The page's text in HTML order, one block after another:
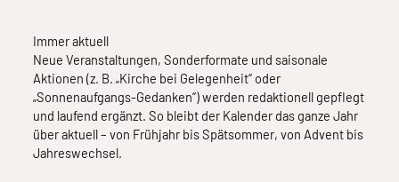
Immer aktuell
Neue Veranstaltungen, Sonderformate und saisonale
Aktionen (z. B. „Kirche bei Gelegenheit“ oder
„Sonnenaufgangs-Gedanken“) werden redaktionell gepflegt
und laufend ergänzt. So bleibt der Kalender das ganze Jahr
über aktuell – von Frühjahr bis Spätsommer, von Advent bis
Jahreswechsel.